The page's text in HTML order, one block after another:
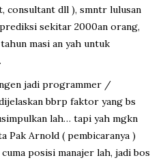
consultant dll ), smntr lulusan
sekitar 2000an orang,
masi an yah untuk
jadi programmer /
bbrp faktor yang bs
lah… tapi yah mgkn
Pak Arnold ( pembicaranya )
posisi manajer lah, jadi bos